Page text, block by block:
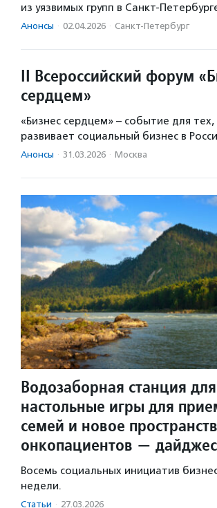
из уязвимых групп в Санкт-
Анонсы · 02.04.2026 · Санкт-Петербург
II Всероссийский форум
сердцем»
«Бизнес сердцем» – событие для тех,
развивает социальный бизнес в
Анонсы · 31.03.2026 · Москва
Водозаборная станция
настольные игры для
семей и новое
онкопациентов —
Восемь социальных инициатив
недели.
Статьи · 27.03.2026